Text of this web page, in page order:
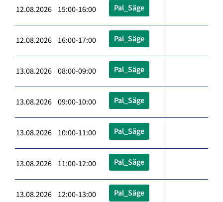
12.08.2026 15:00-16:00 Pal_Säge
12.08.2026 16:00-17:00 Pal_Säge
13.08.2026 08:00-09:00 Pal_Säge
13.08.2026 09:00-10:00 Pal_Säge
13.08.2026 10:00-11:00 Pal_Säge
13.08.2026 11:00-12:00 Pal_Säge
13.08.2026 12:00-13:00 Pal_Säge